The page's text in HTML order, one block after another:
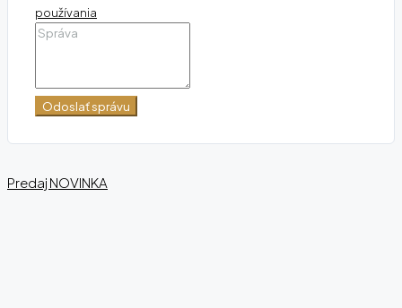
používania
Odoslať správu
Predaj NOVINKA